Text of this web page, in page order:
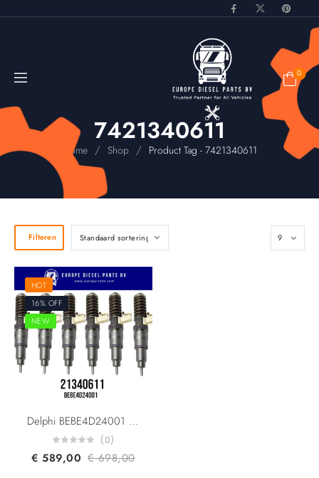
0
7421340611
Home / Shop / Product Tag - 7421340611
Filteren
HOT
16% OFF
NEW
Delphi BEBE4D24001 Volvo Trucks & Volvo Penta 21340611 7421340611 21371672 9021371672 20972225 7420972225 85000497 20584345 85003263 3801618 EUI Diesel Injector Euro 5
(0)
€ 589,00 €698,00